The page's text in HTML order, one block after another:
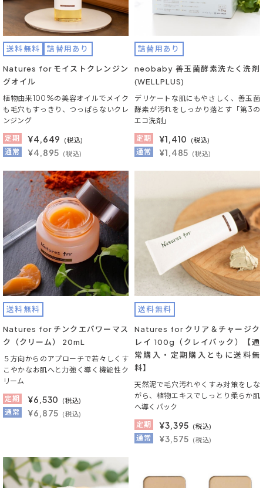
送料無料 詰替用あり
Natures for モイストクレンジン
グオイル
植物由来100%の美容オイルでメイク
も毛穴もすっきり、つっぱらないクレ
ンジング
定期
¥4,649 (税込)
通常 ¥4,895 (税込)
詰替用あり
neobaby 善玉菌酵素洗たく洗剤
(WELLPLUS)
デリケートな肌にもやさしく、善玉菌
酵素が汚れをしっかり落とす「第3の
エコ洗剤」
定期
¥1,410 (税込)
通常 ¥1,485 (税込)
送料無料
Natures for チンクエパワーマス
ク（クリーム） 20mL
５方向からのアプローチで若々しくす
こやかなお肌へと力強く導く機能性ク
リーム
定期
¥6,530 (税込)
通常 ¥6,875 (税込)
送料無料
Natures for クリア＆チャージク
レイ 100g（クレイパック）【通
常購入・定期購入ともに送料無
料】
天然泥で毛穴汚れやくすみ対策をしな
がら、植物エキスでしっとり柔らか肌
へ導くパック
定期
¥3,395 (税込)
通常 ¥3,575 (税込)